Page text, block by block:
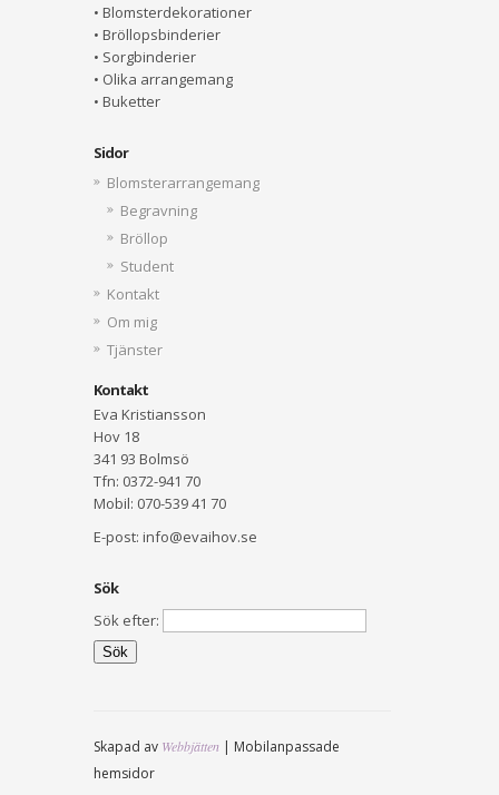
• Blomsterdekorationer
• Bröllopsbinderier
• Sorgbinderier
• Olika arrangemang
• Buketter
Sidor
Blomsterarrangemang
Begravning
Bröllop
Student
Kontakt
Om mig
Tjänster
Kontakt
Eva Kristiansson
Hov 18
341 93 Bolmsö
Tfn: 0372-941 70
Mobil: 070-539 41 70
E-post: info@evaihov.se
Sök
Sök efter:
Skapad av Webbjätten | Mobilanpassade
hemsidor